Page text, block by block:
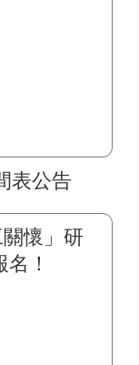
表公告